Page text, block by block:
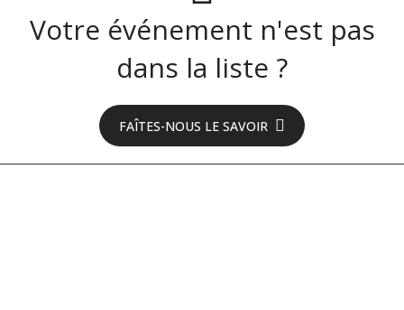
Votre événement n'est pas
dans la liste ?
FAÎTES-NOUS LE SAVOIR